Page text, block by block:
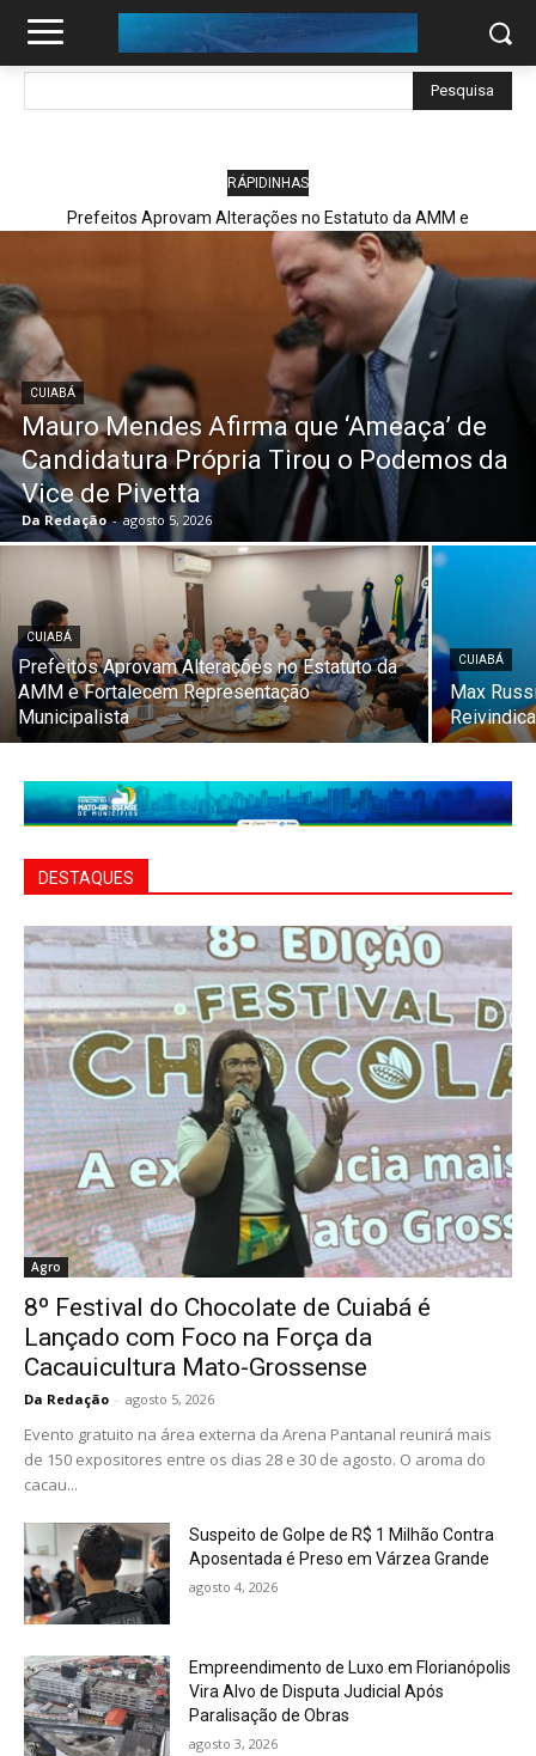
Pesquisa
RÁPIDINHAS
Max Russi Nega Disputa ao Governo de MT e Reivindica Vaga de
Vice para o Podemos
CUIABÁ
Mauro Mendes Afirma que ‘Ameaça’ de
Candidatura Própria Tirou o Podemos da
Vice de Pivetta
Da Redação - agosto 5, 2026
CUIABÁ
Prefeitos Aprovam Alterações no Estatuto da
AMM e Fortalecem Representação
Municipalista
CUIABÁ
Max
DESTAQUES
Agro
8º Festival do Chocolate de Cuiabá é
Lançado com Foco na Força da
Cacauicultura Mato-Grossense
Da Redação - agosto 5, 2026
Evento gratuito na área externa da Arena Pantanal reunirá mais
de 150 expositores entre os dias 28 e 30 de agosto. O aroma do
cacau...
Suspeito de Golpe de R$ 1 Milhão Contra
Aposentada é Preso em Várzea Grande
agosto 4, 2026
Empreendimento de Luxo em Florianópolis
Vira Alvo de Disputa Judicial Após
Paralisação de Obras
agosto 3, 2026